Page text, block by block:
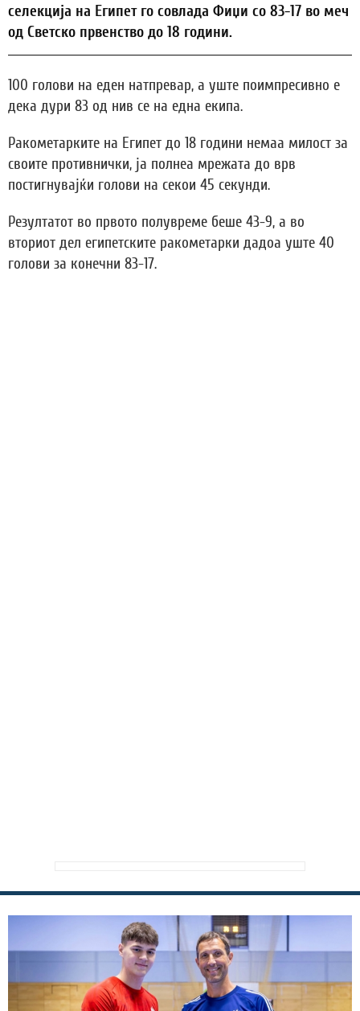
селекција на Египет го совлада Фиџи со 83-17 во меч
од Светско првенство до 18 години.
100 голови на еден натпревар, а уште поимпресивно е
дека дури 83 од нив се на една екипа.
Ракометарките на Египет до 18 години немаа милост за
своите противнички, ја полнеа мрежата до врв
постигнувајќи голови на секои 45 секунди.
Резултатот во првото полувреме беше 43-9, а во
вториот дел египетските ракометарки дадоа уште 40
голови за конечни 83-17.